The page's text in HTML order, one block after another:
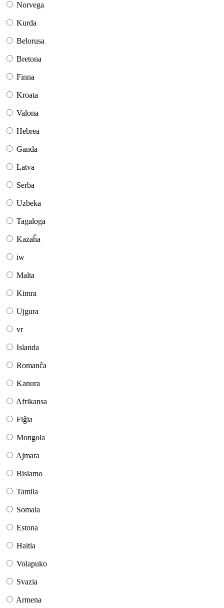
Norvega
Kurda
Belorusa
Bretona
Finna
Kroata
Valona
Hebrea
Ganda
Latva
Serba
Uzbeka
Tagaloga
Kazaĥa
iw
Malta
Kimra
Ujgura
vr
Islanda
Romanĉa
Kanura
Afrikansa
Fiĝia
Mongola
Ajmara
Bislamo
Tamila
Somala
Estona
Haitia
Volapuko
Svazia
Armena